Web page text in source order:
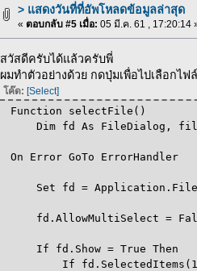
> แสดงวันที่ที่อัพโหลดข้อมูลล่าสุด
« ตอบกลับ #5 เมื่อ: 05 มี.ค. 61 , 17:20:14
สวัสดีครับได้แล้วครับพี่
ผมทำตัวอย่างด้วย กดปุ่มเพื่อไปเลือกไ
โค๊ด: [Select]
Function selectFile()
Dim fd As FileDialog,
On Error GoTo ErrorHandler
Set fd =
fd.AllowMultiSelect =
If fd.Show = True Then
If fd.SelectedItems(1)